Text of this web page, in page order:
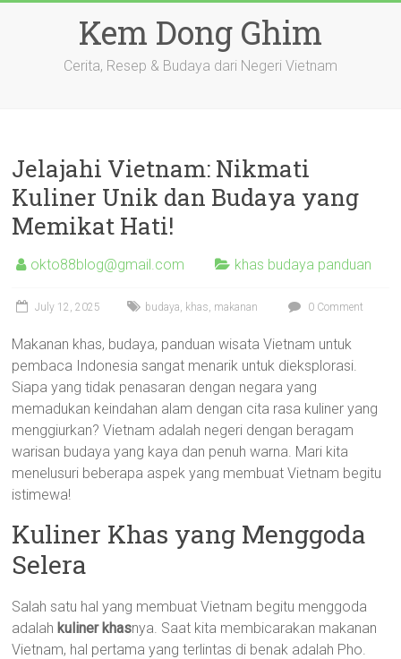
Kem Dong Ghim
Cerita, Resep & Budaya dari Negeri Vietnam
Jelajahi Vietnam: Nikmati
Kuliner Unik dan Budaya yang
Memikat Hati!
okto88blog@gmail.com khas budaya panduan
July 12, 2025 budaya, khas, makanan 0 Comment
Makanan khas, budaya, panduan wisata Vietnam untuk
pembaca Indonesia sangat menarik untuk dieksplorasi.
Siapa yang tidak penasaran dengan negara yang
memadukan keindahan alam dengan cita rasa kuliner yang
menggiurkan? Vietnam adalah negeri dengan beragam
warisan budaya yang kaya dan penuh warna. Mari kita
menelusuri beberapa aspek yang membuat Vietnam begitu
istimewa!
Kuliner Khas yang Menggoda
Selera
Salah satu hal yang membuat Vietnam begitu menggoda
adalah kuliner khasnya. Saat kita membicarakan makanan
Vietnam, hal pertama yang terlintas di benak adalah Pho.